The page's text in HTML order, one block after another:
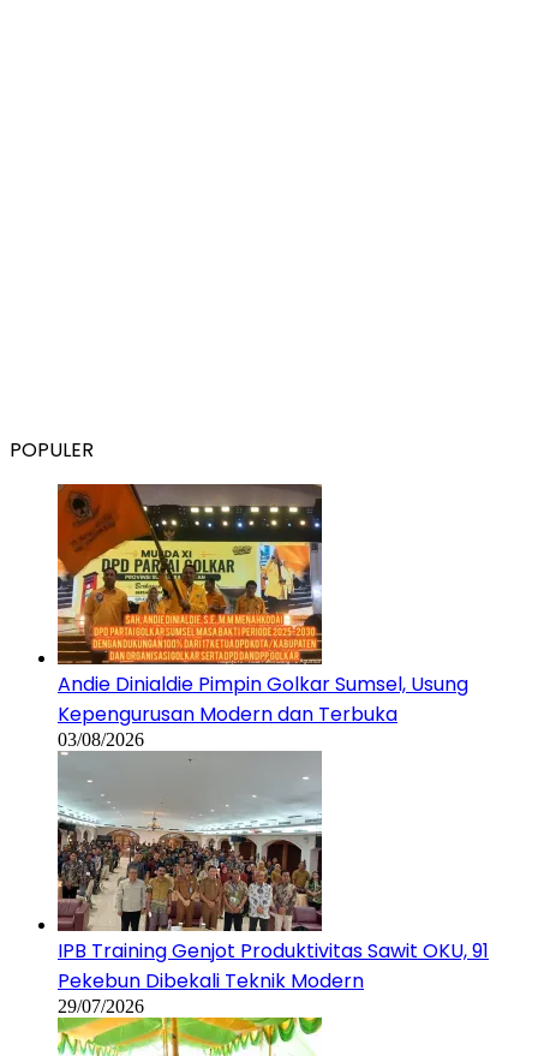
POPULER
Andie Dinialdie Pimpin Golkar Sumsel, Usung
Kepengurusan Modern dan Terbuka
03/08/2026
IPB Training Genjot Produktivitas Sawit OKU, 91
Pekebun Dibekali Teknik Modern
29/07/2026